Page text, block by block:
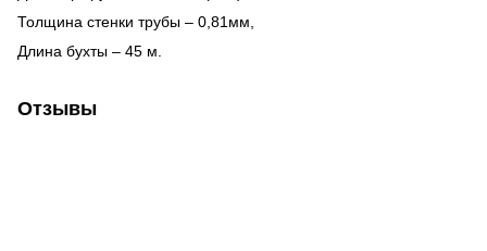
Толщина стенки трубы – 0,81мм,
Длина бухты – 45 м.
Отзывы